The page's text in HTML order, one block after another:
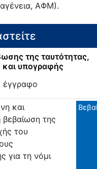
ΑΦΜ).
της ταυτότητας,
και υπογραφής
έγγραφο
και
της
του
για τη νόμι